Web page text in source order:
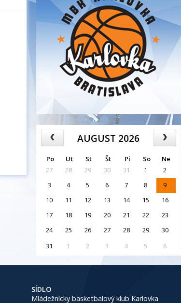
AUGUST 2026
Po Ut St Št Pi So
Ne
27
28 29 30 31 1
2
3
4 5 6 7 8
9
10
11 12 13 14 15
16
17
18 19 20 21 22
23
24
25 26 27 28 29
30
31
1 2 3 4 5 6
SÍDLO
Mládežnícky basketbalový klub Karlovka